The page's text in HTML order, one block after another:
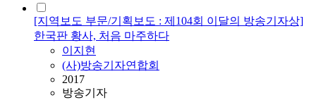
[지역보도 부문/기획보도 : 제104회 이달의 방송기자상]
한국판 황사, 처음 마주하다
이지현
(사)방송기자연합회
2017
방송기자